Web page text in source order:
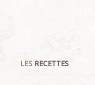
LES RECETTES